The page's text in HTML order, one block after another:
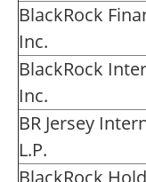
BlackRock
Inc.
BlackRock
Inc.
BR Jersey
L.P.
BlackRock